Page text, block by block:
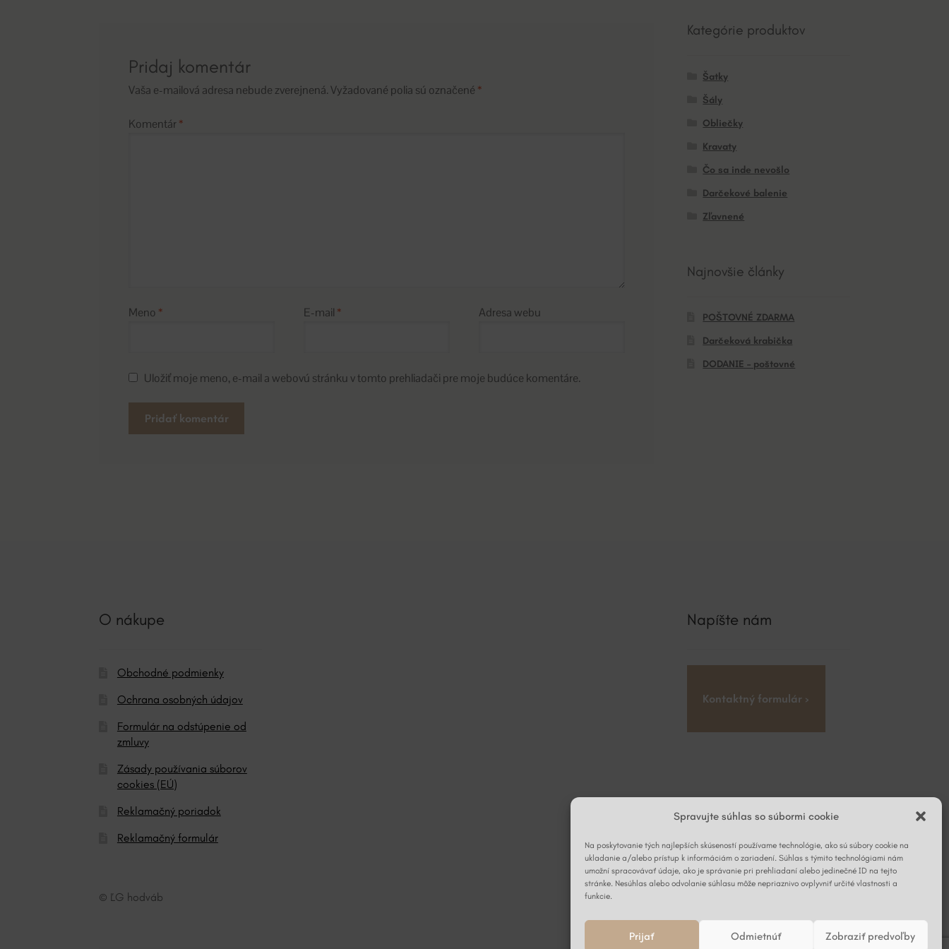
Spravujte súhlas so súbormi cookie
Na poskytovanie tých najlepších skúseností používame technológie, ako sú súbory cookie na
ukladanie a/alebo prístup k informáciám o zariadení. Súhlas s týmito technológiami nám
umožní spracovávať údaje, ako je správanie pri prehliadaní alebo jedinečné ID na tejto
stránke. Nesúhlas alebo odvolanie súhlasu môže nepriaznivo ovplyvniť určité vlastnosti a
funkcie.
Prijať Odmietnúť Zobraziť predvoľby
Pridaj komentár
Vaša e-mailová adresa nebude zverejnená.Vyžadované polia sú označené *
Komentár*
Meno * E-mail * Adresa webu
Uložiť moje meno, e-mail a webovú stránku v tomto prehliadači pre moje budúce komentáre.
e
Kategórie produktov
Šatky
Šály
Obliečky
Kravaty
Čo sa inde nevošlo
Darčekové balenie
Zľavnené
Najnovšie články
POŠTOVNÉ ZDARMA
Darčeková krabička
DODANIE – poštovné
O nákupe
Obchodné podmienky
Ochrana osobných údajov
Formulár na odstúpenie od
zmluvy
Zásady používania súborov
cookies (EÚ)
Reklamačný poriadok
Reklamačný formulár
© ĽG hodváb
Napíšte nám
Kontaktný formulár ›